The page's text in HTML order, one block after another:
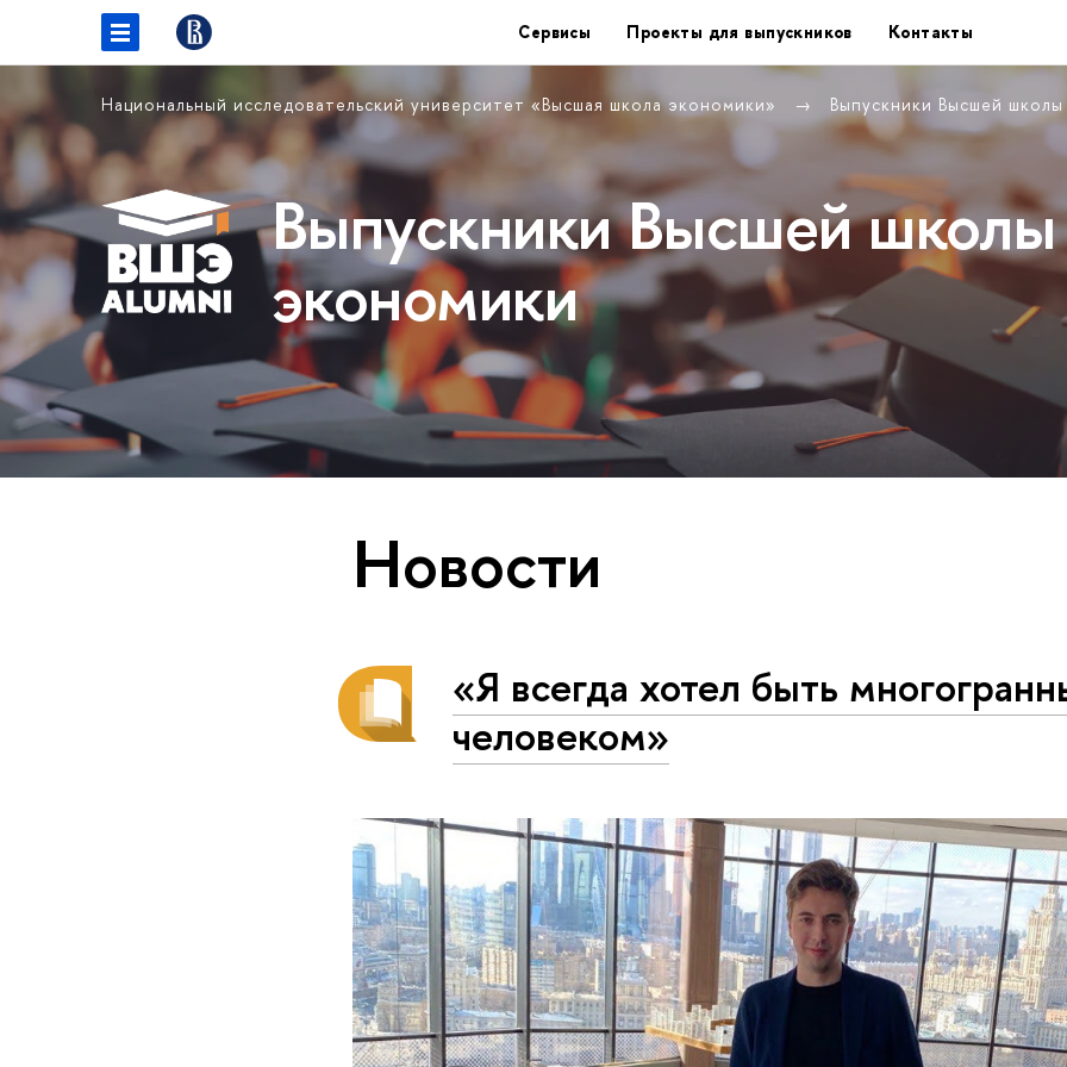
Сервисы Проекты для выпускников Контакты
Национальный исследовательский университет «Высшая школа экономики» Выпускники Высшей
Выпускники Высшей школы
экономики
Новости
«Я всегда хотел быть
человеком»